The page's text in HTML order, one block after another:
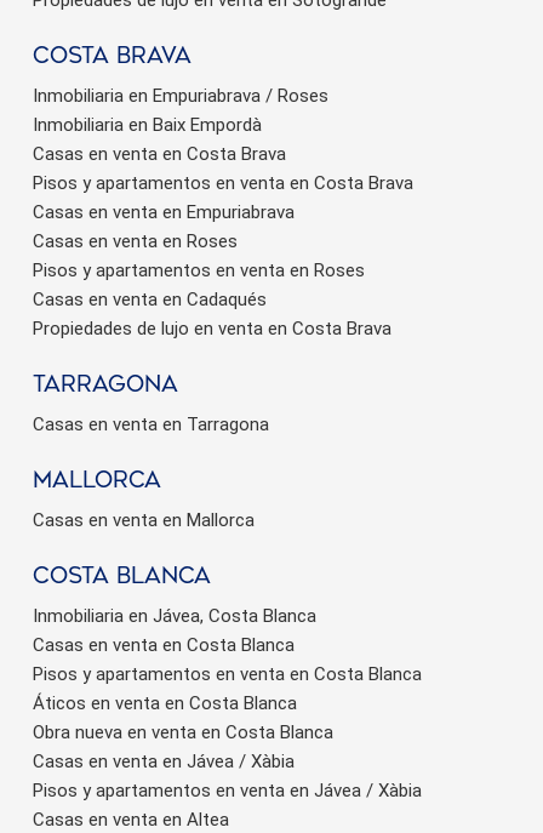
Costa brava
Inmobiliaria en Empuriabrava / Roses
Inmobiliaria en Baix Empordà
Casas en venta en Costa Brava
Pisos y apartamentos en venta en Costa Brava
Casas en venta en Empuriabrava
Casas en venta en Roses
Pisos y apartamentos en venta en Roses
Casas en venta en Cadaqués
Propiedades de lujo en venta en Costa Brava
Tarragona
Casas en venta en Tarragona
Mallorca
Casas en venta en Mallorca
Costa Blanca
Inmobiliaria en Jávea, Costa Blanca
Casas en venta en Costa Blanca
Pisos y apartamentos en venta en Costa Blanca
Áticos en venta en Costa Blanca
Obra nueva en venta en Costa Blanca
Casas en venta en Jávea / Xàbia
Pisos y apartamentos en venta en Jávea / Xàbia
Casas en venta en Altea